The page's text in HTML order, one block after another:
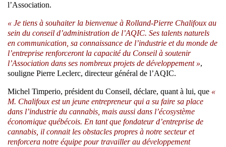
l’Association.
« Je tiens à souhaiter la bienvenue à Rolland-Pierre Chalifoux au
sein du conseil d’administration de l’AQIC. Ses talents naturels
en communication, sa connaissance de l’industrie et du monde de
l’entreprise renforceront la capacité du Conseil à soutenir
l’Association dans ses nombreux projets de développement »,
souligne Pierre Leclerc, directeur général de l’AQIC.
Michel Timperio, président du Conseil, déclare, quant à lui, que «
M. Chalifoux est un jeune entrepreneur qui a su faire sa place
dans l’industrie du cannabis, mais aussi dans l’écosystème
économique québécois. En tant que fondateur d’entreprise de
cannabis, il connait les obstacles propres à notre secteur et
renforcera notre équipe pour travailler au développement